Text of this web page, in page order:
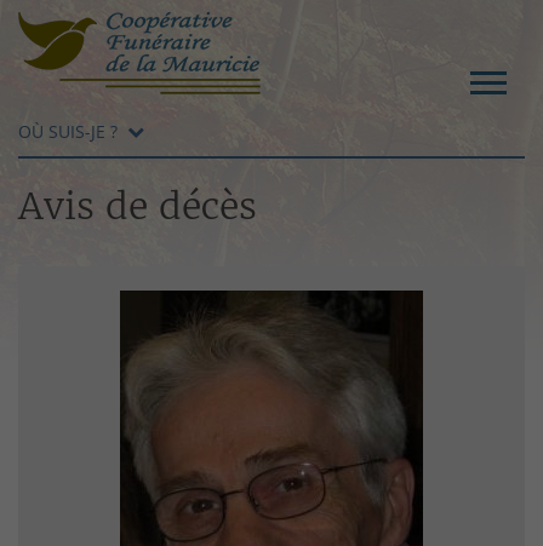
OÙ SUIS-JE ?
Avis de décès